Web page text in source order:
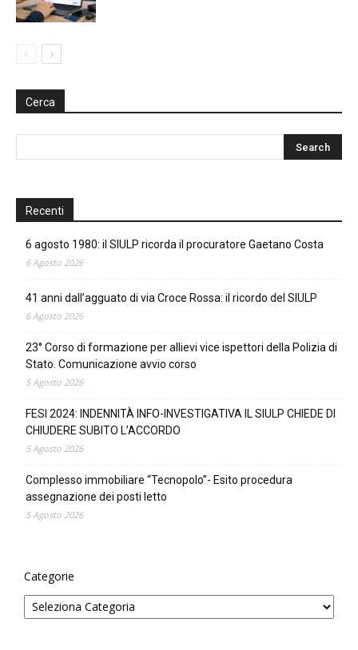
Cerca
Recenti
6 agosto 1980: il SIULP ricorda il procuratore Gaetano Costa
6 Agosto 2026
41 anni dall’agguato di via Croce Rossa: il ricordo del SIULP
6 Agosto 2026
23° Corso di formazione per allievi vice ispettori della Polizia di
Stato. Comunicazione avvio corso
5 Agosto 2026
FESI 2024: INDENNITÀ INFO-INVESTIGATIVA IL SIULP CHIEDE DI
CHIUDERE SUBITO L’ACCORDO
5 Agosto 2026
Complesso immobiliare “Tecnopolo”- Esito procedura
assegnazione dei posti letto
5 Agosto 2026
Categorie